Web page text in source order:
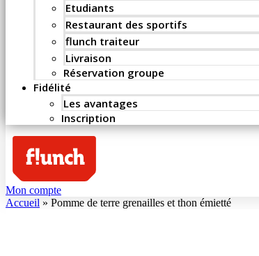
Etudiants
Restaurant des sportifs
flunch traiteur
Livraison
Réservation groupe
Fidélité
Les avantages
Inscription
Mon compte
Accueil » Pomme de terre grenailles et thon émietté